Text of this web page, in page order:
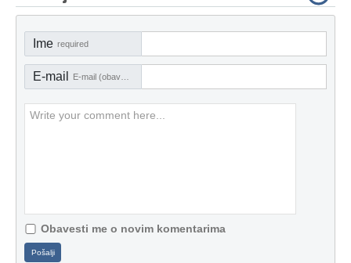
Ime required
E-mail E-mail (obavezno)
Obavesti me o novim komentarima
Pošalji